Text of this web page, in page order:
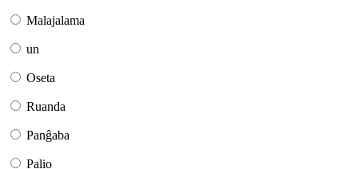
Malajalama
un
Oseta
Ruanda
Panĝaba
Palio